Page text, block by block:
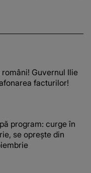
Guvernul Ilie
facturilor!
program: curge în
se oprește din